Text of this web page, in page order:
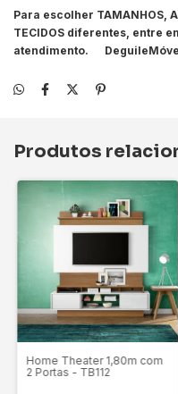
Para escolher TAMANHOS,
TECIDOS diferentes, entre
atendimento.
Produtos
Home Theater 1,80m com
2 Portas - TB112